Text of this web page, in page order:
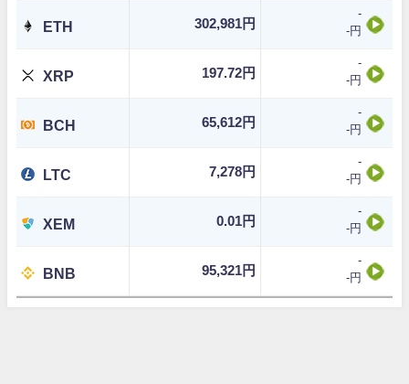
ETH 302,981円
-
-円
XRP 197.72円
-
-円
BCH 65,612円
-
-円
LTC 7,278円
-
-円
XEM 0.01円
-
-円
BNB 95,321円
-
-円